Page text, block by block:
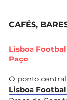
CAFÉS,
Lisboa
Paço
O ponto
Lisboa